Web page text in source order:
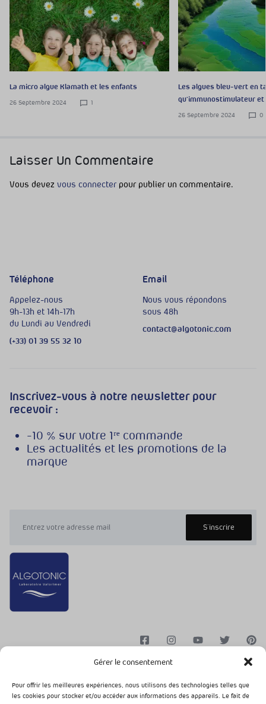
Gérer le consentement
Pour offrir les meilleures expériences, nous utilisons des technologies telles que
les cookies pour stocker et/ou accéder aux informations des appareils. Le fait de
La micro algue Klamath et les enfants
26 Septembre 2024 1
Les algues bleu-vert en
qu’immunostimulateur
26 Septembre 2024 0
Laisser Un Commentaire
Vous devez vous connecterpour publier un commentaire.
Téléphone
Appelez-nous
9h-13h et 14h-17h
du Lundi au Vendredi
(+33) 01 39 55 32 10
Email
Nous vous répondons
sous 48h
contact@algotonic.com
Inscrivez-vous à notre newsletter pour
recevoir :
-10 % sur votre 1ʳᵉ commande
Les actualités et les promotions de la
marque